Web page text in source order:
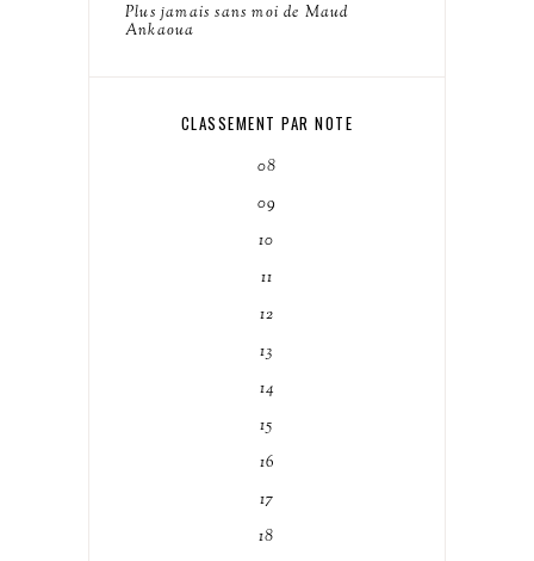
Plus jamais sans moi de Maud
Ankaoua
CLASSEMENT PAR NOTE
08
09
10
11
12
13
14
15
16
17
18